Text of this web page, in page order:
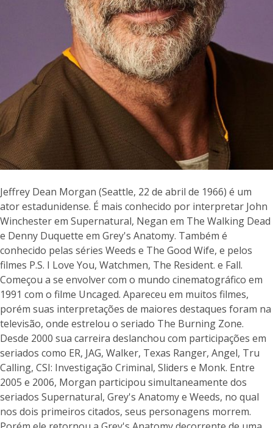
Jeffrey Dean Morgan (Seattle, 22 de abril de 1966) é um
ator estadunidense. É mais conhecido por interpretar John
Winchester em Supernatural, Negan em The Walking Dead
e Denny Duquette em Grey's Anatomy. Também é
conhecido pelas séries Weeds e The Good Wife, e pelos
filmes P.S. I Love You, Watchmen, The Resident. e Fall.
Começou a se envolver com o mundo cinematográfico em
1991 com o filme Uncaged. Apareceu em muitos filmes,
porém suas interpretações de maiores destaques foram na
televisão, onde estrelou o seriado The Burning Zone.
Desde 2000 sua carreira deslanchou com participações em
seriados como ER, JAG, Walker, Texas Ranger, Angel, Tru
Calling, CSI: Investigação Criminal, Sliders e Monk. Entre
2005 e 2006, Morgan participou simultaneamente dos
seriados Supernatural, Grey's Anatomy e Weeds, no qual
nos dois primeiros citados, seus personagens morrem.